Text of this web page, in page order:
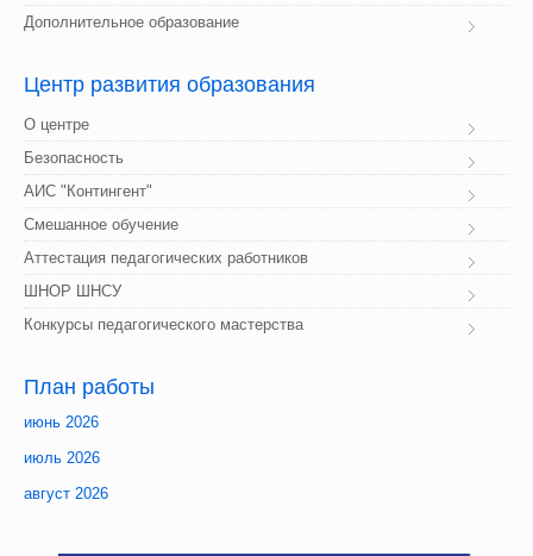
Дополнительное образование
Центр развития образования
О центре
Безопасность
АИС "Контингент"
Смешанное обучение
Аттестация педагогических работников
ШНОР ШНСУ
Конкурсы педагогического мастерства
План работы
июнь 2026
июль 2026
август 2026